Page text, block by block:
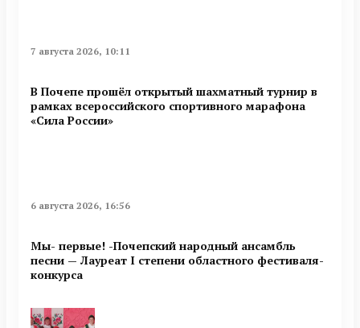
7 августа 2026, 10:11
В Почепе прошёл открытый шахматный турнир в
рамках всероссийского спортивного марафона
«Сила России»
6 августа 2026, 16:56
Мы- первые! -Почепский народный ансамбль
песни — Лауреат I степени областного фестиваля-
конкурса